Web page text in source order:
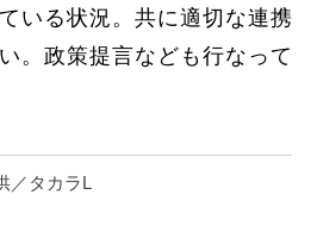
いる状況。共に適切な連携
。政策提言なども行なって
／タカラL